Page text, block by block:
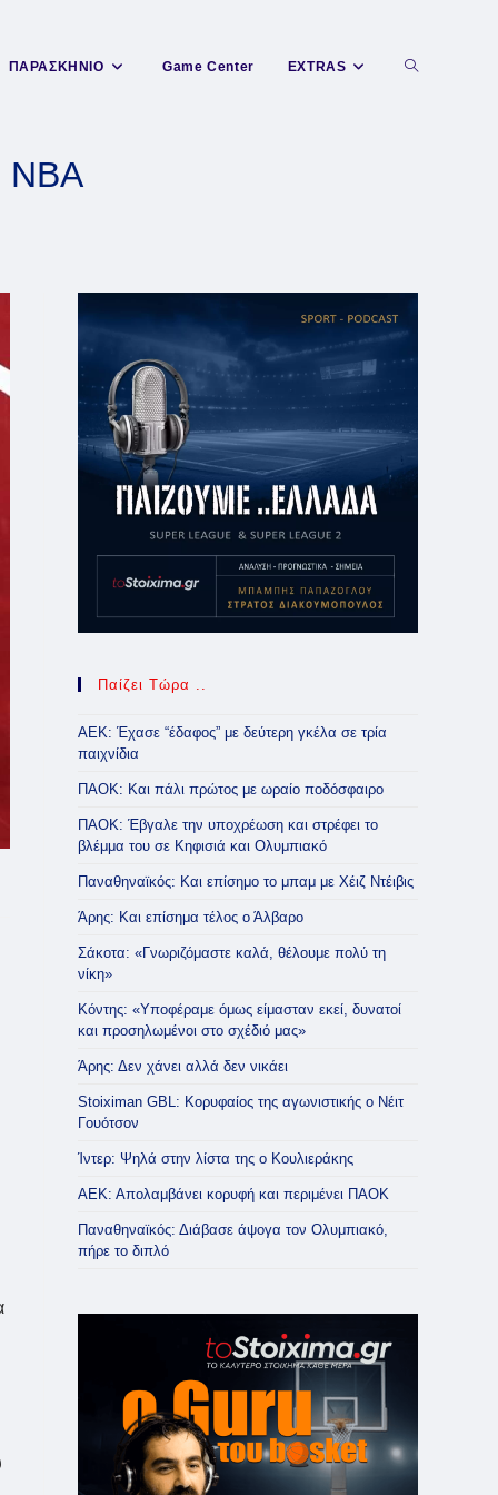
ΠΑΡΑΣΚΗΝΙΟ Game Center EXTRAS Toggle
NBA
Παίζει Τώρα ..
ΑΕΚ: Έχασε “έδαφος” με δεύτερη γκέλα σε τρία
παιχνίδια
ΠΑΟΚ: Και πάλι πρώτος με ωραίο ποδόσφαιρο
ΠΑΟΚ: Έβγαλε την υποχρέωση και στρέφει το
βλέμμα του σε Κηφισιά και Ολυμπιακό
Παναθηναϊκός: Και επίσημο το μπαμ με Χέιζ Ντέιβις
Άρης: Και επίσημα τέλος ο Άλβαρο
Σάκοτα: «Γνωριζόμαστε καλά, θέλουμε πολύ τη
νίκη»
Κόντης: «Υποφέραμε όμως είμασταν εκεί, δυνατοί
και προσηλωμένοι στο σχέδιό μας»
Άρης: Δεν χάνει αλλά δεν νικάει
Stoiximan GBL: Κορυφαίος της αγωνιστικής ο Νέιτ
Γουότσον
Ίντερ: Ψηλά στην λίστα της ο Κουλιεράκης
ΑΕΚ: Απολαμβάνει κορυφή και περιμένει ΠΑΟΚ
Παναθηναϊκός: Διάβασε άψογα τον Ολυμπιακό,
πήρε το διπλό